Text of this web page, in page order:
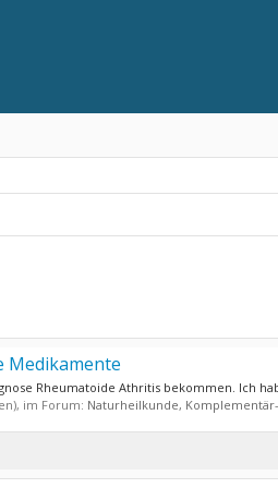
Medikamente
Rheumatoide Athritis bekommen. Ich
im Forum: Naturheilkunde,